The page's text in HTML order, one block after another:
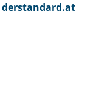
derstandard.at